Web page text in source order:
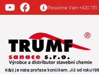
Poradíme Vám +420 731
Když je naše profese koníčkem. Již od roku